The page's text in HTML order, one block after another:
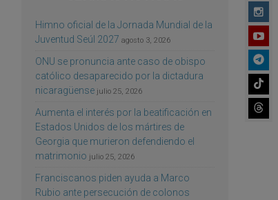
Himno oficial de la Jornada Mundial de la
Juventud Seúl 2027 agosto 3, 2026
ONU se pronuncia ante caso de obispo
católico desaparecido por la dictadura
nicaragüense julio 25, 2026
Aumenta el interés por la beatificación en
Estados Unidos de los mártires de
Georgia que murieron defendiendo el
matrimonio julio 25, 2026
Franciscanos piden ayuda a Marco
Rubio ante persecución de colonos